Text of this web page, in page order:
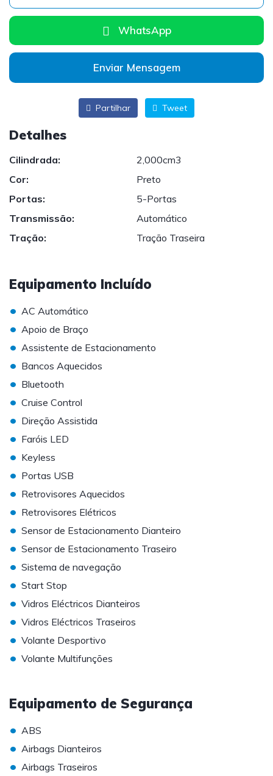
WhatsApp
Enviar Mensagem
Partilhar Tweet
Detalhes
Cilindrada:
2,000cm3
Cor:
Preto
Portas:
5-Portas
Transmissão:
Automático
Tração:
Tração Traseira
Equipamento Incluído
• AC Automático
• Apoio de Braço
• Assistente de Estacionamento
• Bancos Aquecidos
• Bluetooth
• Cruise Control
• Direção Assistida
• Faróis LED
• Keyless
• Portas USB
• Retrovisores Aquecidos
• Retrovisores Elétricos
• Sensor de Estacionamento Dianteiro
• Sensor de Estacionamento Traseiro
• Sistema de navegação
• Start Stop
• Vidros Eléctricos Dianteiros
• Vidros Eléctricos Traseiros
• Volante Desportivo
• Volante Multifunções
Equipamento de Segurança
• ABS
• Airbags Dianteiros
• Airbags Traseiros